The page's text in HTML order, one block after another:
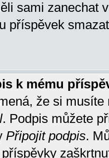
sami zanechat
příspěvek
k mému
že si
. Podpis můžete
Připojit podpis.